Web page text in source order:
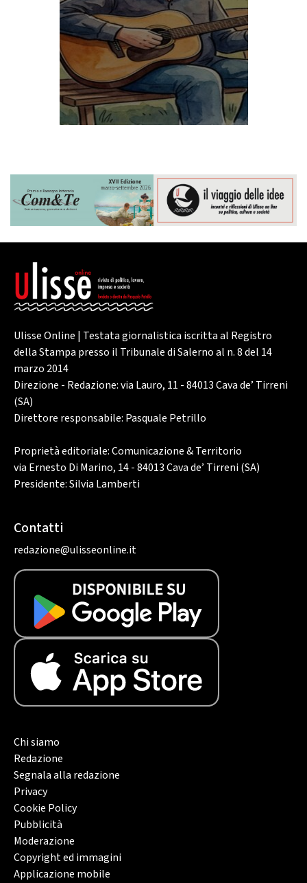
Ulisse Online | Testata giornalistica iscritta al Registro
della Stampa presso il Tribunale di Salerno al n. 8 del 14
marzo 2014
Direzione - Redazione: via Lauro, 11 - 84013 Cava de’ Tirreni
(SA)
Direttore responsabile: Pasquale Petrillo
Proprietà editoriale: Comunicazione & Territorio
via Ernesto Di Marino, 14 - 84013 Cava de’ Tirreni (SA)
Presidente: Silvia Lamberti
Contatti
redazione@ulisseonline.it
Chi siamo
Redazione
Segnala alla redazione
Privacy
Cookie Policy
Pubblicità
Moderazione
Copyright ed immagini
Applicazione mobile